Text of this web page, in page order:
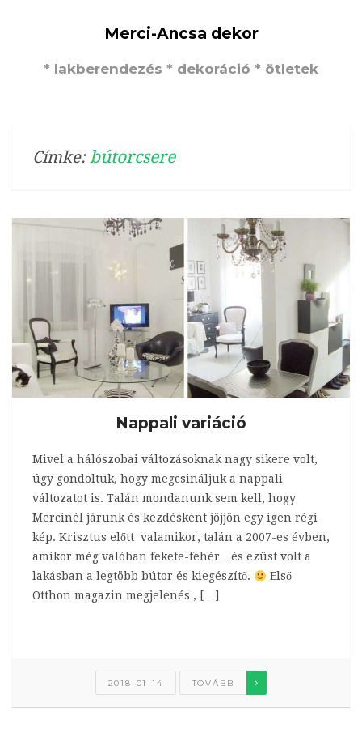
Merci-Ancsa dekor
* lakberendezés * dekoráció * ötletek
Címke: bútorcsere
Nappali variáció
Mivel a hálószobai változásoknak nagy sikere volt,
úgy gondoltuk, hogy megcsináljuk a nappali
változatot is. Talán mondanunk sem kell, hogy
Mercinél járunk és kezdésként jöjjön egy igen régi
kép. Krisztus előtt valamikor, talán a 2007-es évben,
amikor még valóban fekete-fehér…és ezüst volt a
lakásban a legtöbb bútor és kiegészítő.
Első
Otthon magazin megjelenés , […]
2018-01-14 TOVÁBB